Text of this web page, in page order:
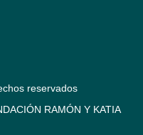
reservados
RAMÓN Y KATIA